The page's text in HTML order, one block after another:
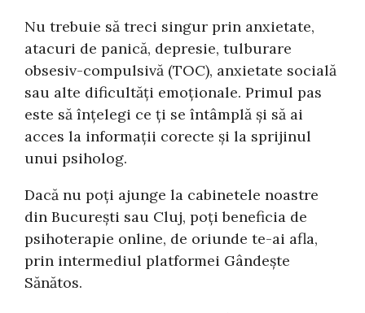
Nu trebuie să treci singur prin anxietate,
atacuri de panică, depresie, tulburare
obsesiv-compulsivă (TOC), anxietate socială
sau alte dificultăți emoționale. Primul pas
este să înțelegi ce ți se întâmplă și să ai
acces la informații corecte și la sprijinul
unui psiholog.
Dacă nu poți ajunge la cabinetele noastre
din București sau Cluj, poți beneficia de
psihoterapie online, de oriunde te-ai afla,
prin intermediul platformei Gândește
Sănătos.